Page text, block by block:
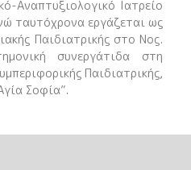
Αναπτυξιολογικό Ιατρείο
ταυτόχρονα εργάζεται ως
Παιδιατρικής στο Νος.
συνεργάτιδα στη
Παιδιατρικής,
Σοφία”.